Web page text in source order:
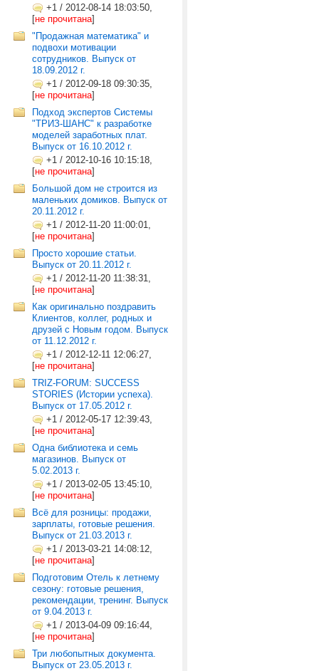
+1 / 2012-08-14 18:03:50,
[не прочитана]
"Продажная математика" и
подвохи мотивации
сотрудников. Выпуск от
18.09.2012 г.
+1 / 2012-09-18 09:30:35,
[не прочитана]
Подход экспертов Системы
"ТРИЗ-ШАНС" к разработке
моделей заработных плат.
Выпуск от 16.10.2012 г.
+1 / 2012-10-16 10:15:18,
[не прочитана]
Большой дом не строится из
маленьких домиков. Выпуск от
20.11.2012 г.
+1 / 2012-11-20 11:00:01,
[не прочитана]
Просто хорошие статьи.
Выпуск от 20.11.2012 г.
+1 / 2012-11-20 11:38:31,
[не прочитана]
Как оригинально поздравить
Клиентов, коллег, родных и
друзей с Новым годом. Выпуск
от 11.12.2012 г.
+1 / 2012-12-11 12:06:27,
[не прочитана]
TRIZ-FORUM: SUCCESS
STORIES (Истории успеха).
Выпуск от 17.05.2012 г.
+1 / 2012-05-17 12:39:43,
[не прочитана]
Одна библиотека и семь
магазинов. Выпуск от
5.02.2013 г.
+1 / 2013-02-05 13:45:10,
[не прочитана]
Всё для розницы: продажи,
зарплаты, готовые решения.
Выпуск от 21.03.2013 г.
+1 / 2013-03-21 14:08:12,
[не прочитана]
Подготовим Отель к летнему
сезону: готовые решения,
рекомендации, тренинг. Выпуск
от 9.04.2013 г.
+1 / 2013-04-09 09:16:44,
[не прочитана]
Три любопытных документа.
Выпуск от 23.05.2013 г.